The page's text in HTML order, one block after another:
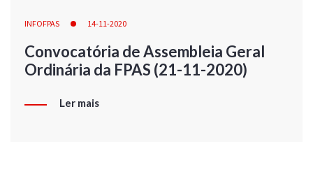
INFOFPAS 14-11-2020
Convocatória de Assembleia Geral
Ordinária da FPAS (21-11-2020)
Ler mais